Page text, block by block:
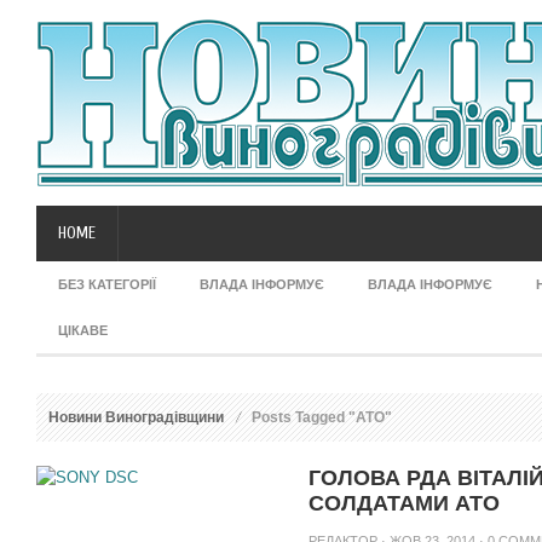
HOME
БЕЗ КАТЕГОРІЇ ВЛАДА ІНФОРМУЄ ВЛАДА ІНФОРМУЄ
ЦІКАВЕ
Новини Виноградівщини Posts Tagged "АТО"
ГОЛОВА РДА
СОЛДАТАМИ АТО